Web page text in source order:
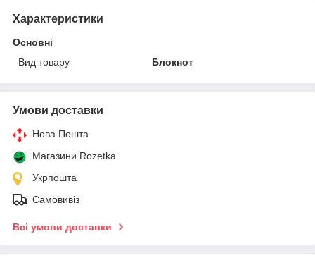
Характеристики
Основні
Вид товару
Блокнот
Умови доставки
Нова Пошта
Магазини Rozetka
Укрпошта
Самовивіз
Всі умови доставки